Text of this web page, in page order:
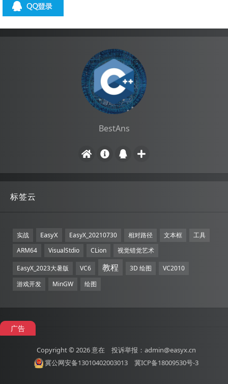
BestAns
标签云
实战 EasyX EasyX_20210730 相对路径 文本框
工具
ARM64
VisualStdio CLion 视觉错觉艺术
EasyX_2023大暑版 VC6 教程 3D 绘图
VC2010
游戏开发
MinGW 绘图
广告
Copyright © 2026意在 投诉举报：admin@easyx.cn
冀公网安备13010402003013
冀ICP备18009530号-3